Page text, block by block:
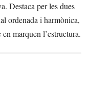
Destaca per les dues
ordenada i harmònica,
marquen l’estructura.